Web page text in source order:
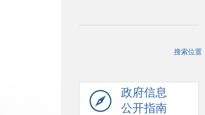
搜索位置
政府信息
公开指南